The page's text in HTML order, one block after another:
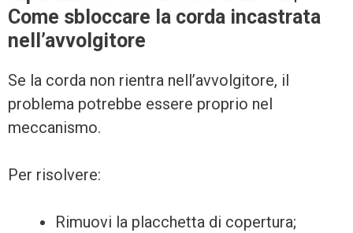
Come sbloccare la corda incastrata
nell’avvolgitore
Se la corda non rientra nell’avvolgitore, il
problema potrebbe essere proprio nel
meccanismo.
Per risolvere:
Rimuovi la placchetta di copertura;